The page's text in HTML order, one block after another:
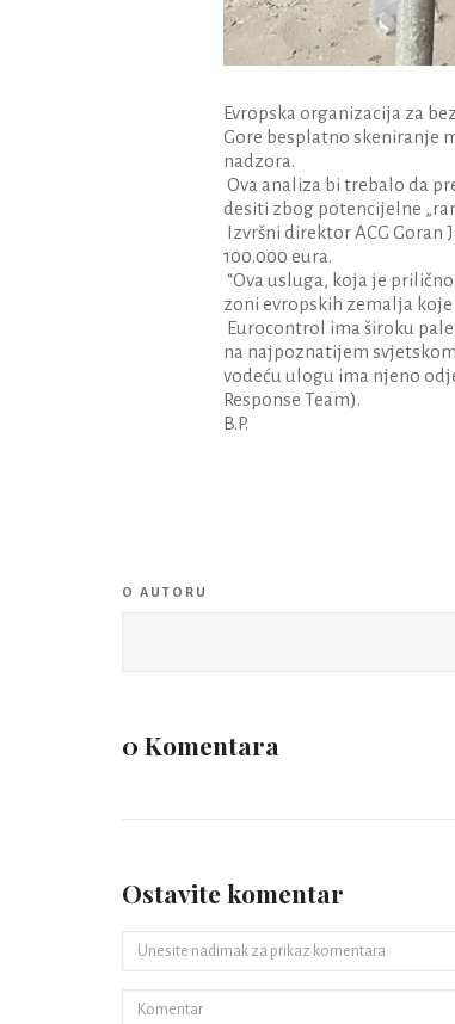
Evropska organizacija za
Gore besplatno skeniranje
nadzora.
Ova analiza bi trebalo da
desiti zbog potencijelne
Izvršni direktor ACG
100.000 eura.
“Ova usluga, koja je
zoni evropskih zemalja koje
Eurocontrol ima široku
na najpoznatijem
vodeću ulogu ima njeno
Response Team).
B.P.
O AUTORU
0 Komentara
Ostavite komentar